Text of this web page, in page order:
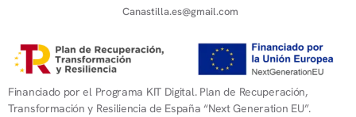
Canastilla.es@gmail.com
Financiado por el Programa KIT Digital. Plan de Recuperación,
Transformación y Resiliencia de España “Next Generation EU”.